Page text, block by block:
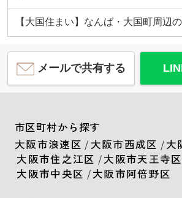
【大国住まい】なんば・大国町周辺
メールで共有する
市区町村から探す
大阪市浪速区 / 大阪市西成区 /大
大阪市住之江区 /大阪市天王寺区
大阪市中央区 /大阪市阿倍野区